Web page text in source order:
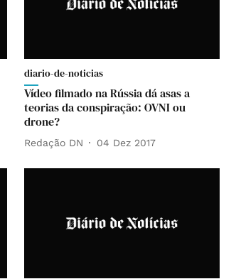
diario-de-noticias
Vídeo filmado na Rússia dá asas a
teorias da conspiração: OVNI ou
drone?
Redação DN 04 Dez 2017